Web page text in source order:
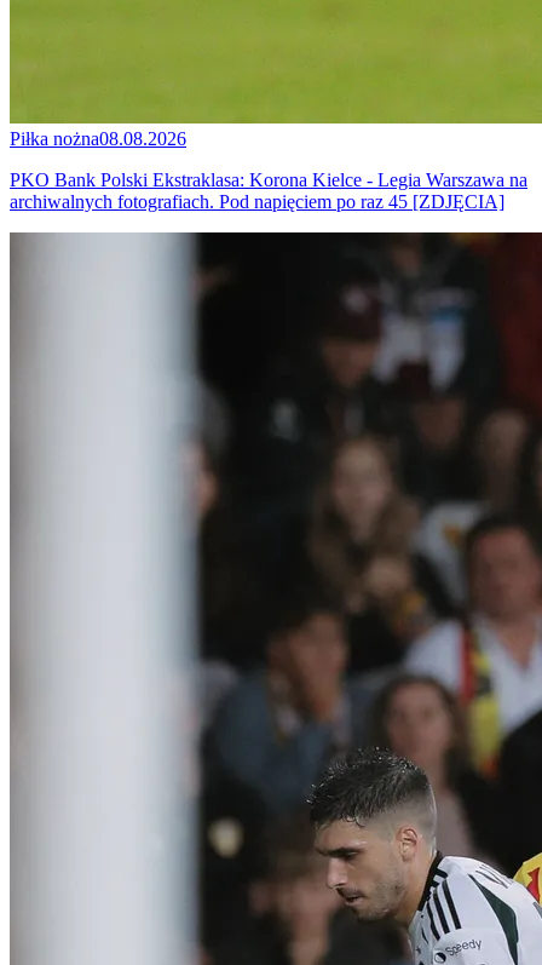
Piłka nożna08.08.2026
PKO Bank Polski Ekstraklasa: Korona Kielce - Legia Warszawa na
archiwalnych fotografiach. Pod napięciem po raz 45 [ZDJĘCIA]